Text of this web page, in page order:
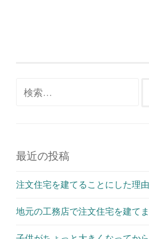
検索:
最近の投稿
注文住宅を建てることにした理由
地元の工務店で注文住宅を建て